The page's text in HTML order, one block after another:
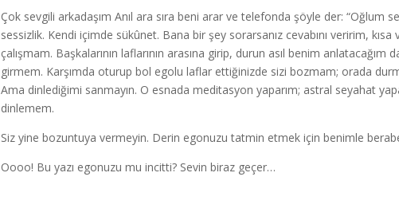
Çok sevgili arkadaşım Anıl ara sıra beni arar ve telefonda şöyle der: “Oğlum
sessizlik. Kendi içimde sükûnet. Bana bir şey sorarsanız cevabını veririm,
çalışmam. Başkalarının laflarının arasına girip, durun asıl benim anlatacağım
girmem. Karşımda oturup bol egolu laflar ettiğinizde sizi bozmam; orada
Ama dinlediğimi sanmayın. O esnada meditasyon yaparım; astral seyahat
dinlemem.
Siz yine bozuntuya vermeyin. Derin egonuzu tatmin etmek için benimle beraber
Oooo! Bu yazı egonuzu mu incitti? Sevin biraz geçer…